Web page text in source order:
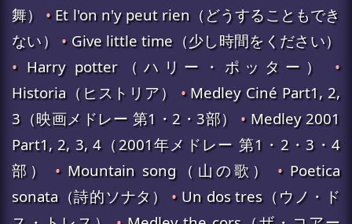
舞） •Et l'on n'y peut rien（どうすることもでき
ない） •Give little time（少し時間をください）
•Harry potter（ハリー・ポッター） •
Historia（ヒストリア） •Medley Ciné Part1, 2,
3（映画メドレー 第1・2・3部） •Medley 2001
Part1, 2, 3, 4（2001年メドレー 第1・2・3・4
部） •Mountain song（山の歌） •Poetica
sonata（詩的ソナタ） •Un dos tres（ウノ・ド